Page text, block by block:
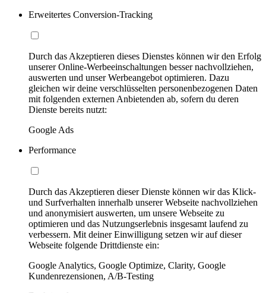
Erweitertes Conversion-Tracking
Durch das Akzeptieren dieses Dienstes können wir den Erfolg
unserer Online-Werbeeinschaltungen besser nachvollziehen,
auswerten und unser Werbeangebot optimieren. Dazu
gleichen wir deine verschlüsselten personenbezogenen Daten
mit folgenden externen Anbietenden ab, sofern du deren
Dienste bereits nutzt:
Google Ads
Performance
Durch das Akzeptieren dieser Dienste können wir das Klick-
und Surfverhalten innerhalb unserer Webseite nachvollziehen
und anonymisiert auswerten, um unsere Webseite zu
optimieren und das Nutzungserlebnis insgesamt laufend zu
verbessern. Mit deiner Einwilligung setzen wir auf dieser
Webseite folgende Drittdienste ein:
Google Analytics, Google Optimize, Clarity, Google
Kundenrezensionen, A/B-Testing